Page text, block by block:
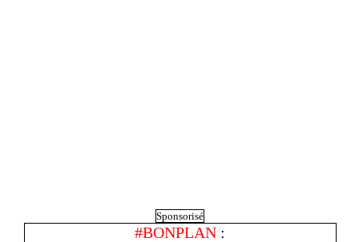
Sponsorisé
#BONPLAN :